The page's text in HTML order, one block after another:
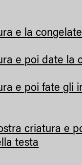
e la congelate
e poi date la
e poi fate gli
criatura e
testa